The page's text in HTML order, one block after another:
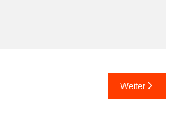
Weiter